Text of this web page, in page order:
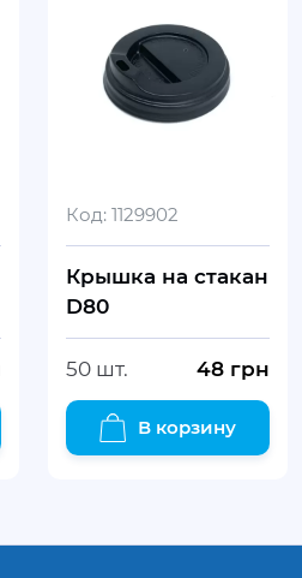
Код: 1129902
Крышка на стакан
D80
50 шт. 48 грн
В корзину